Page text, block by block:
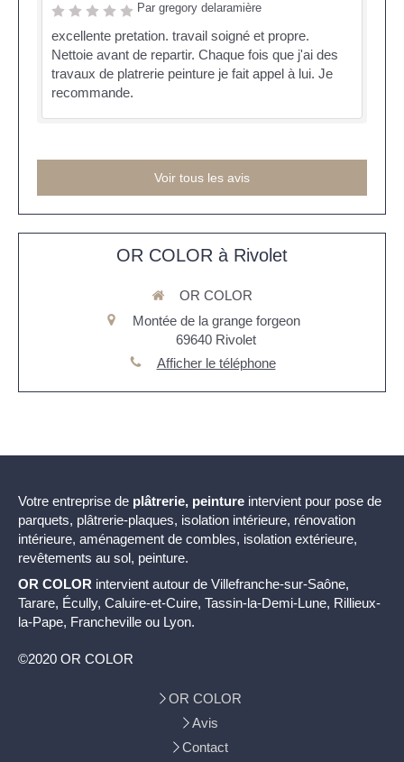
Par gregory delaramière
excellente pretation. travail soigné et propre.
Nettoie avant de repartir. Chaque fois que j'ai des
travaux de platrerie peinture je fait appel à lui. Je
recommande.
Voir tous les avis
OR COLOR à Rivolet
OR COLOR
Montée de la grange forgeon
69640 Rivolet
Afficher le téléphone
Votre entreprise de plâtrerie, peinture intervient pour pose de
parquets, plâtrerie-plaques, isolation intérieure, rénovation
intérieure, aménagement de combles, isolation extérieure,
revêtements au sol, peinture.
OR COLOR intervient autour de Villefranche-sur-Saône,
Tarare, Écully, Caluire-et-Cuire, Tassin-la-Demi-Lune, Rillieux-
la-Pape, Francheville ou Lyon.
©2020 OR COLOR
OR COLOR
Avis
Contact